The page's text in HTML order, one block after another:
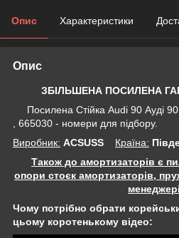
Опис Характеристики
Опис
ЗБІЛЬШЕНА ПОСИЛЕНА
Посилена Стійка Audi 90 Ауді
, 665030 - номери для підбору.
Виробник: ACSUSS Крaїна:
Також до амортизаторів є
опори стоєк амортизаторів,
Чому потрібно обрати
цьому коротенькому відео: